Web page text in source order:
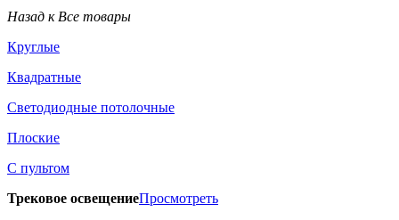
Назад к Все товары
Круглые
Квадратные
Светодиодные потолочные
Плоские
С пультом
Трековое освещениеПросмотреть